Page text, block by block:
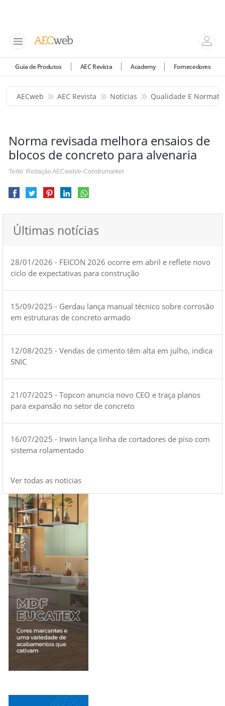
Guia de Produtos AEC Revista Academy Fornecedores
AECweb AEC Revista Notícias Qualidade E
Norma revisada melhora ensaios de
blocos de concreto para alvenaria
Texto: Redação AECweb/e-Construmarket
Últimas notícias
28/01/2026 - FEICON 2026 ocorre em abril e reflete novo
ciclo de expectativas para construção
15/09/2025 - Gerdau lança manual técnico sobre corrosão
em estruturas de concreto armado
12/08/2025 - Vendas de cimento têm alta em julho, indica
SNIC
21/07/2025 - Topcon anuncia novo CEO e traça planos
para expansão no setor de concreto
16/07/2025 - Irwin lança linha de cortadores de piso com
sistema rolamentado
Ver todas as notícias